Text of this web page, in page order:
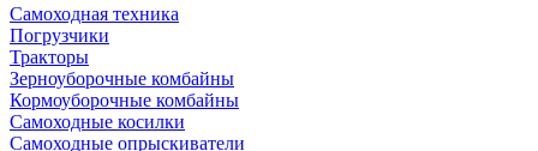
Самоходная техника
Погрузчики
Тракторы
Зерноуборочные комбайны
Кормоуборочные комбайны
Самоходные косилки
Самоходные опрыскиватели